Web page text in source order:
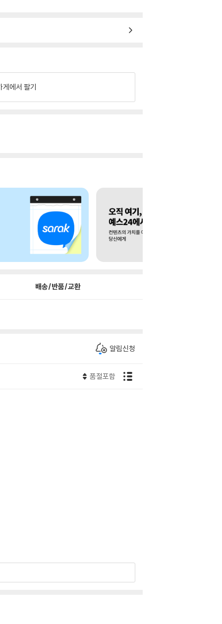
게에서 팔기
배송/반품/교환
알림신청
품절포함